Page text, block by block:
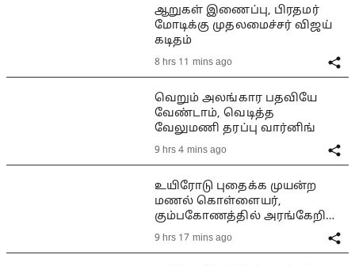
ஆறுகள் இணைப்பு, பிரதமர்
மோடிக்கு முதலமைச்சர் விஜய்
கடிதம்
8 hrs 11 mins ago
வெறும் அலங்கார பதவியே
வேண்டாம், வெடித்த
வேலுமணி தரப்பு வார்னிங்
9 hrs 4 mins ago
உயிரோடு புதைக்க முயன்ற
மணல் கொள்ளையர்,
கும்பகோணத்தில் அரங்கேறிய
பயங்கரம்
9 hrs 17 mins ago